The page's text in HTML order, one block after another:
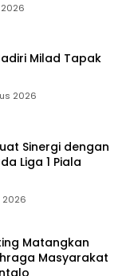
Milad Tapak
2026
Sinergi dengan
Liga 1 Piala
2026
Matangkan
Masyarakat